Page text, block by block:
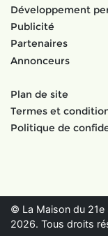
Développement
Publicité
Partenaires
Annonceurs
Plan de site
Termes et
Politique de
© La Maison du 21e
2026. Tous droits